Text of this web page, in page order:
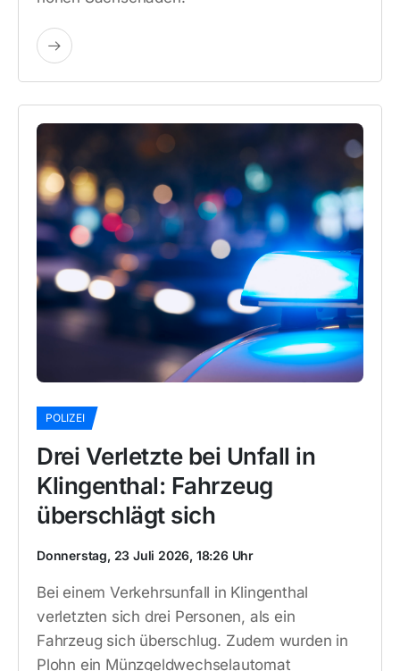
POLIZEI
Drei Verletzte bei Unfall in
Klingenthal: Fahrzeug
überschlägt sich
Donnerstag, 23 Juli 2026, 18:26 Uhr
Bei einem Verkehrsunfall in Klingenthal
verletzten sich drei Personen, als ein
Fahrzeug sich überschlug. Zudem wurden in
Plohn ein Münzgeldwechselautomat